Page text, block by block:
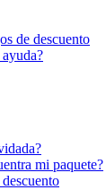
de descuento
ayuda?
mi paquete?